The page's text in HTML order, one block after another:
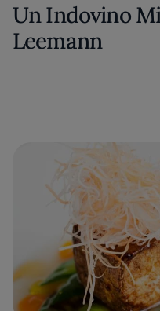
Un Indovino
Leemann